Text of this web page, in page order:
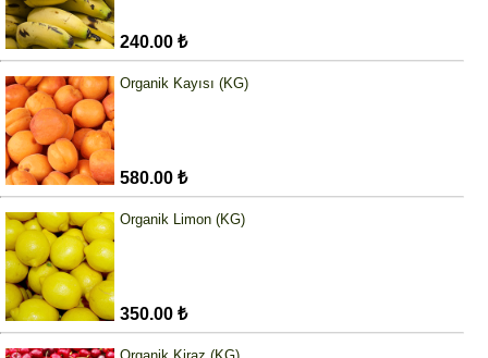
240.00 ₺
Organik Kayısı (KG)
580.00 ₺
Organik Limon (KG)
350.00 ₺